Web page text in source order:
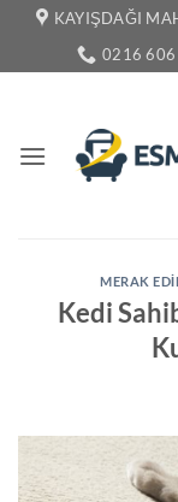
İçeriğe KAYIŞDAĞI
0216 606
MERAK
Kedi